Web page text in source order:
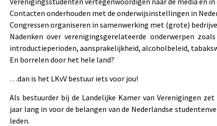
Contacten onderhouden met de onderwijsinstellingen in
Congressen organiseren in samenwerking met (grote)
Nadenken over verenigingsgerelateerde onderwerpen
introductieperioden, aansprakelijkheid, alcoholbeleid,
En borrelen door het hele land?
…dan is het LKvV bestuur iets voor jou!
Als bestuurder bij de Landelijke Kamer van Verenigingen
jaar lang in voor de belangen van de Nederlandse
leden.